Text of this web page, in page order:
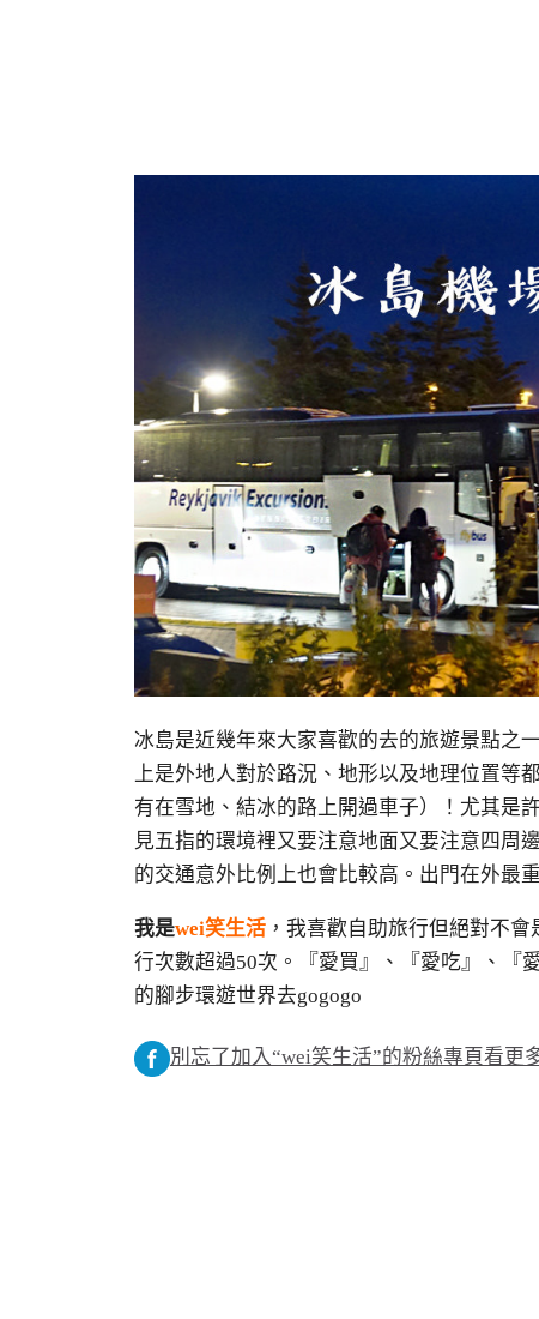
冰島是近幾年來大家喜歡的去的旅遊景點之
上是外地人對於路況、地形以及地理位置等
有在雪地、結冰的路上開過車子）！尤其是
見五指的環境裡又要注意地面又要注意四周
的交通意外比例上也會比較高。出門在外最
我是wei笑生活 ，我喜歡自助旅行但絕對不
行次數超過50次。『愛買』、『愛吃』、『
的腳步環遊世界去gogogo
別忘了加入“wei笑生活”的粉絲專頁看更